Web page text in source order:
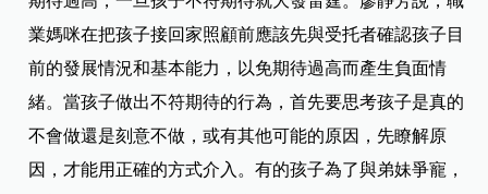
業媽咪在把孩子接回家照顧前應該先與受托者確認孩子目
前的發展情況和基本能力，以免期待過高而產生負面情
緒。當孩子做出不符期待的行為，首先要思考孩子是真的
不會做還是刻意不做，或有其他可能的原因，先瞭解原
因，才能用正確的方式介入。有的孩子為了與弟妹爭寵，